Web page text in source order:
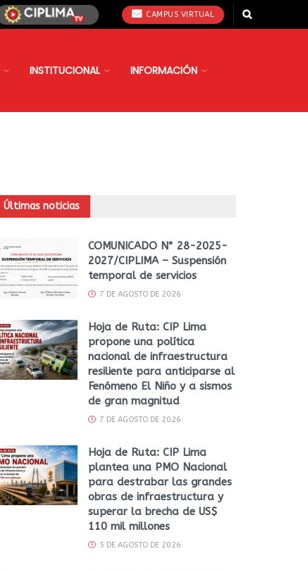
CAMPUS VIRTUAL
INSTITUCIONAL INFORMACIÓN
Últimas noticias
COMUNICADO N° 28-2025-
2027/CIPLIMA – Suspensión
temporal de servicios
7 DE AGOSTO DE 2026
Hoja de Ruta: CIP Lima
propone una política
nacional de infraestructura
resiliente para anticiparse al
Fenómeno El Niño y a sismos
de gran magnitud
7 DE AGOSTO DE 2026
Hoja de Ruta: CIP Lima
plantea una PMO Nacional
para destrabar las grandes
obras de infraestructura y
superar la brecha de US$
110 mil millones
5 DE AGOSTO DE 2026